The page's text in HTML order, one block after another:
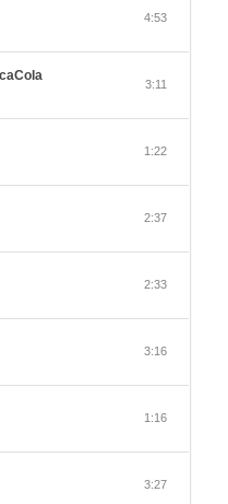
4:53
3:11
1:22
2:37
2:33
3:16
1:16
3:27